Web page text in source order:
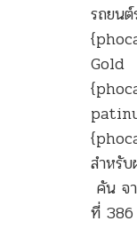
รถยน
Gold
สำหรั
คัน จ
ที่ 386